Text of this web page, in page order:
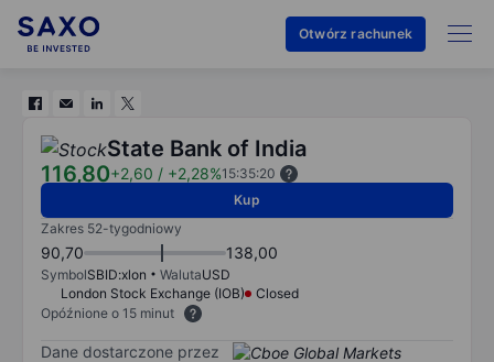
Otwórz rachunek
State Bank of India
116,80+2,60 / +2,28%15:35:20
Kup
Zakres 52-tygodniowy
90,70 138,00
SymbolSBID:xlon WalutaUSD
London Stock Exchange (IOB)
Closed
Opóźnione o 15 minut
Dane dostarczone przez